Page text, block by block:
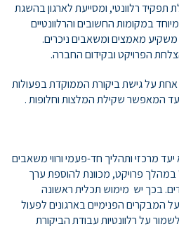
רלוונטי, ומסייעת לארגון בהשגת
במקומות החשובים והרלוונטיים
מאמצים ומשאבים ניכרים.
הפרויקט ובקידום החברה.
אחת על גישת ביקורת הממוקדת בפעולות
המאפשר שקילת המלצות וחלופות .
יעד מרכזי ותהליך חד-פעמי ורווי משאבים
פרויקט, מכוונת להוספת ערך
בכך יש מימוש תכלית ראשונה
המבקרים הפנימיים בארגונים לפעול
על רלוונטיות עבודת הביקורת